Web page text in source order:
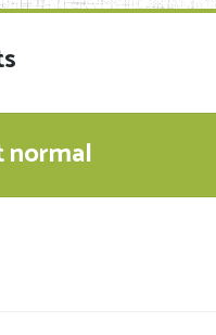
Organigramme
normal